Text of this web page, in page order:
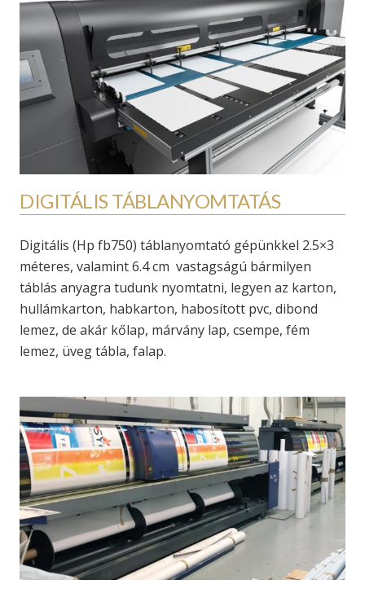
DIGITÁLIS TÁBLANYOMTATÁS
Digitális (Hp fb750) táblanyomtató gépünkkel 2.5×3
méteres, valamint 6.4 cm vastagságú bármilyen
táblás anyagra tudunk nyomtatni, legyen az karton,
hullámkarton, habkarton, habosított pvc, dibond
lemez, de akár kőlap, márvány lap, csempe, fém
lemez, üveg tábla, falap.